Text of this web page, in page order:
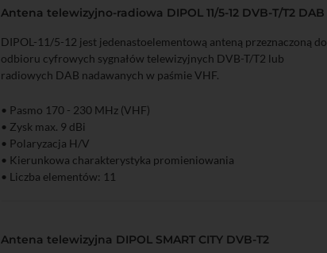
Antena telewizyjno-radiowa DIPOL 11/5-12 DVB-T/T2 DAB
DIPOL-11/5-12 jest jedenastoelementową anteną przeznaczoną do
odbioru cyfrowych sygnałów telewizyjnych DVB-T/T2 lub
radiowych DAB nadawanych w paśmie VHF.
• Pasmo 170 - 230 MHz (VHF)
• Zysk max. 9 dBi
• Polaryzacja H/V
• Kierunkowa charakterystyka promieniowania
• Liczba elementów: 11
Antena telewizyjna DIPOL SMART CITY DVB-T2